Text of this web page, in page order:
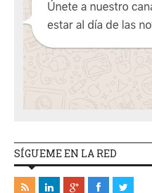
SÍGUEME EN LA RED